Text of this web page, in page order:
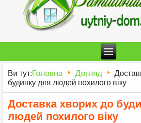
Ви тут:Головна Догляд
будинку для людей похилого віку
Доставка хворих до
людей похилого віку